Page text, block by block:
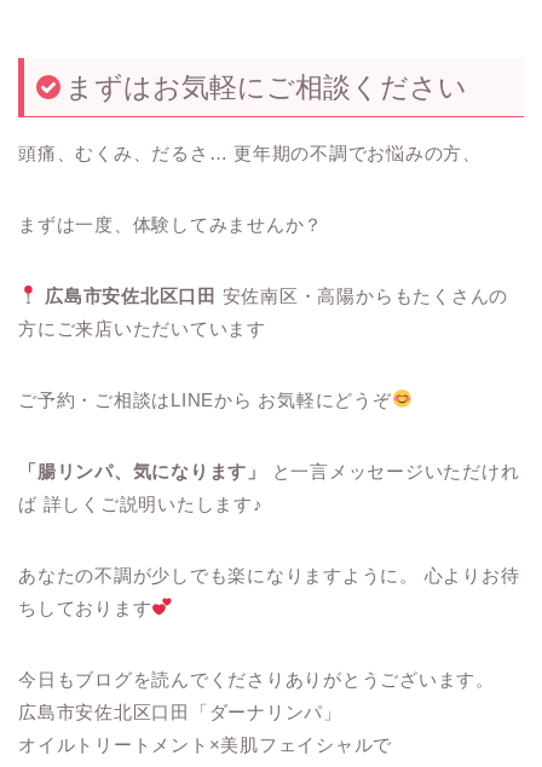
まずはお気軽にご相談ください
頭痛、むくみ、だるさ… 更年期の不調でお悩みの方、
まずは一度、体験してみませんか？
広島市安佐北区口田 安佐南区・高陽からもたくさんの
方にご来店いただいています
ご予約・ご相談はLINEから お気軽にどうぞ
「腸リンパ、気になります」
と一言メッセージいただけれ
ば 詳しくご説明いたします♪
あなたの不調が少しでも楽になりますように。 心よりお待
ちしております
今日もブログを読んでくださりありがとうございます。
広島市安佐北区口田「ダーナリンパ」
オイルトリートメント×美肌フェイシャルで